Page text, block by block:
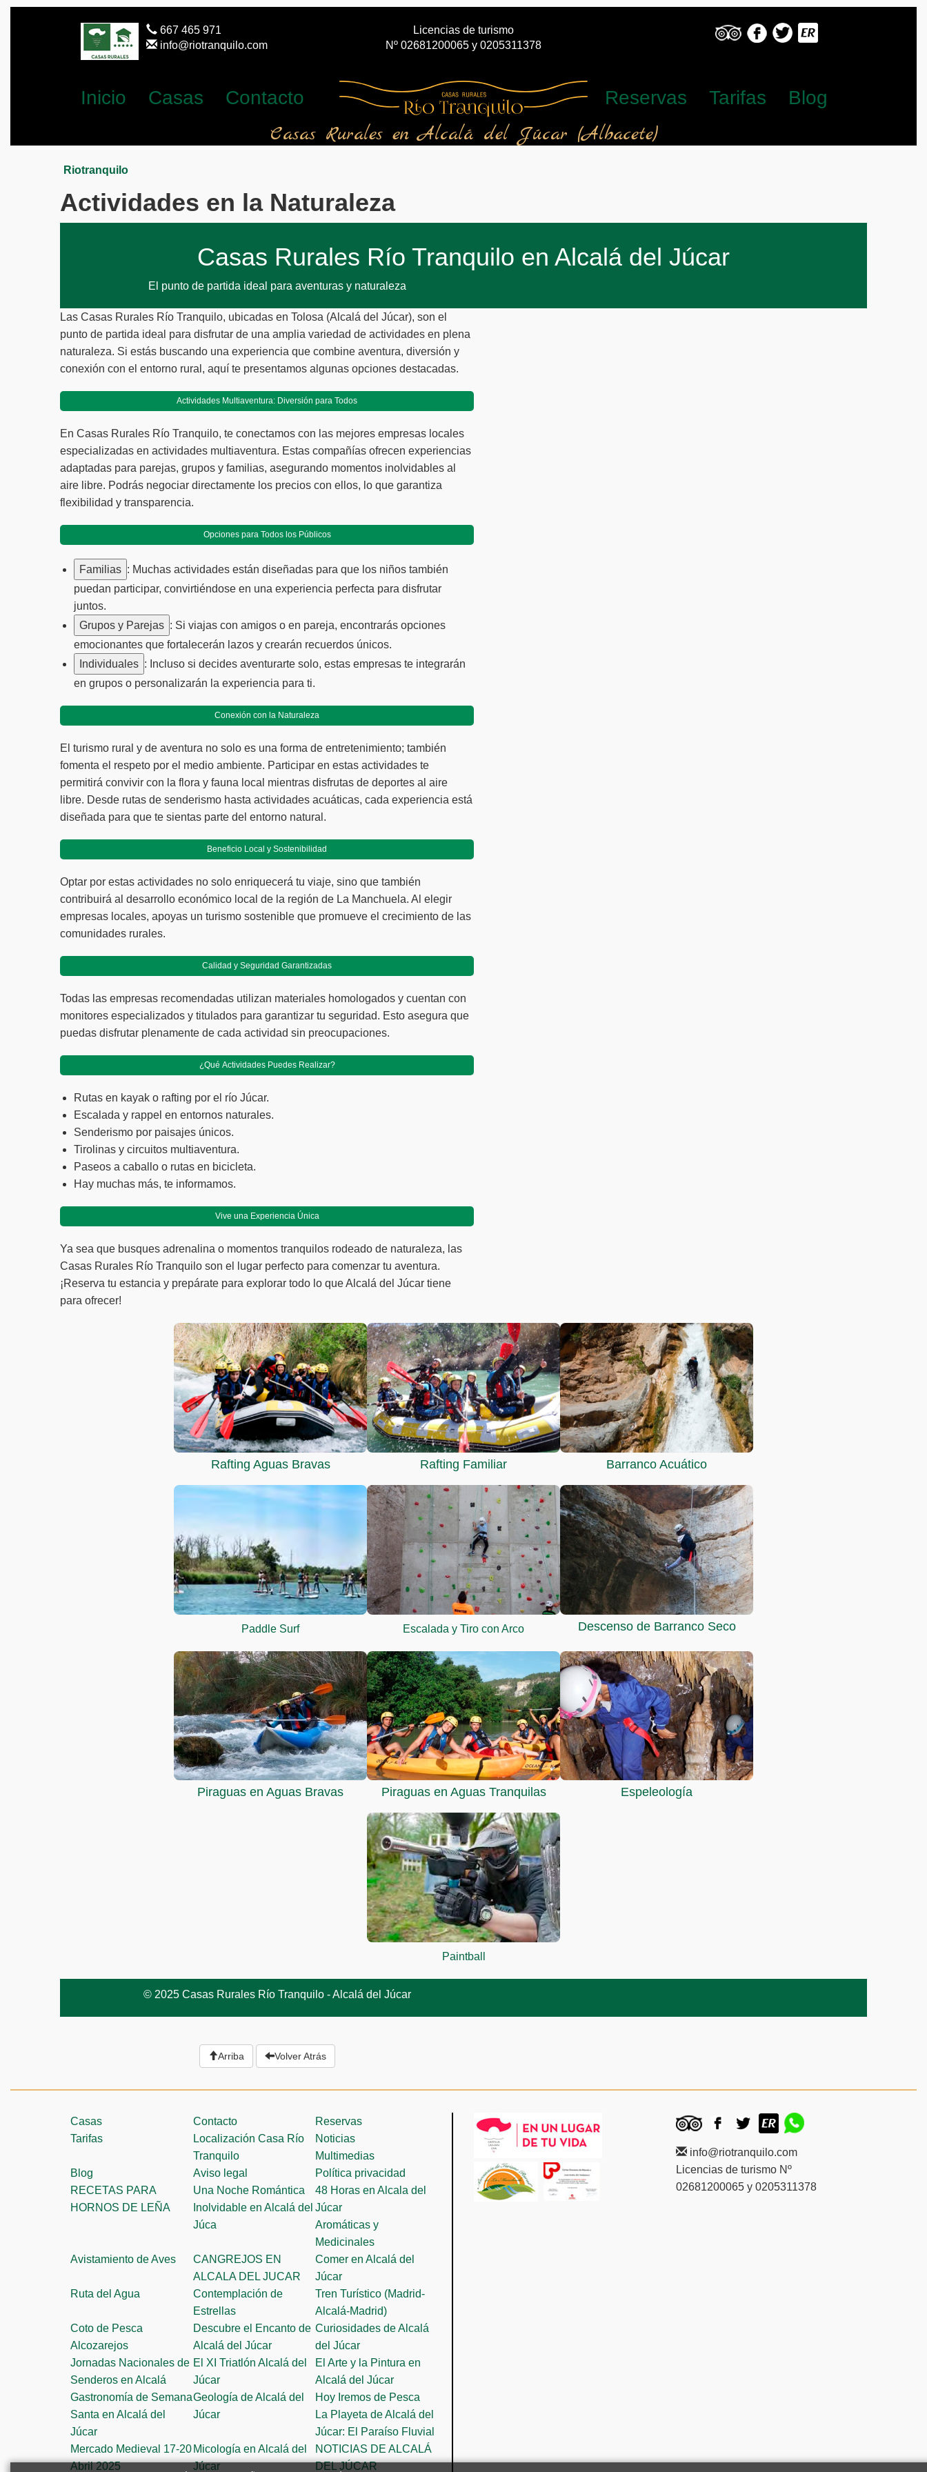
667 465 971
info@riotranquilo.com
Licencias de turismo
Nº 02681200065 y 0205311378
Inicio Casas Contacto Reservas Tarifas Blog
Casas Rurales en Alcalá del Júcar (Albacete)
Riotranquilo
Actividades en la Naturaleza
Casas Rurales Río Tranquilo en Alcalá del Júcar
El punto de partida ideal para aventuras y naturaleza
Las Casas Rurales Río Tranquilo, ubicadas en Tolosa (Alcalá del Júcar), son el
punto de partida ideal para disfrutar de una amplia variedad de actividades en plena
naturaleza. Si estás buscando una experiencia que combine aventura, diversión y
conexión con el entorno rural, aquí te presentamos algunas opciones destacadas.
Actividades Multiaventura: Diversión para Todos
En Casas Rurales Río Tranquilo, te conectamos con las mejores empresas locales
especializadas en actividades multiaventura. Estas compañías ofrecen experiencias
adaptadas para parejas, grupos y familias, asegurando momentos inolvidables al
aire libre. Podrás negociar directamente los precios con ellos, lo que garantiza
flexibilidad y transparencia.
Opciones para Todos los Públicos
Familias : Muchas actividades están diseñadas para que los niños también
puedan participar, convirtiéndose en una experiencia perfecta para disfrutar
juntos.
Grupos y Parejas : Si viajas con amigos o en pareja, encontrarás opciones
emocionantes que fortalecerán lazos y crearán recuerdos únicos.
Individuales : Incluso si decides aventurarte solo, estas empresas te integrarán
en grupos o personalizarán la experiencia para ti.
Conexión con la Naturaleza
El turismo rural y de aventura no solo es una forma de entretenimiento; también
fomenta el respeto por el medio ambiente. Participar en estas actividades te
permitirá convivir con la flora y fauna local mientras disfrutas de deportes al aire
libre. Desde rutas de senderismo hasta actividades acuáticas, cada experiencia está
diseñada para que te sientas parte del entorno natural.
Beneficio Local y Sostenibilidad
Optar por estas actividades no solo enriquecerá tu viaje, sino que también
contribuirá al desarrollo económico local de la región de La Manchuela. Al elegir
empresas locales, apoyas un turismo sostenible que promueve el crecimiento de las
comunidades rurales.
Calidad y Seguridad Garantizadas
Todas las empresas recomendadas utilizan materiales homologados y cuentan con
monitores especializados y titulados para garantizar tu seguridad. Esto asegura que
puedas disfrutar plenamente de cada actividad sin preocupaciones.
¿Qué Actividades Puedes Realizar?
Rutas en kayak o rafting por el río Júcar.
Escalada y rappel en entornos naturales.
Senderismo por paisajes únicos.
Tirolinas y circuitos multiaventura.
Paseos a caballo o rutas en bicicleta.
Hay muchas más, te informamos.
Vive una Experiencia Única
Ya sea que busques adrenalina o momentos tranquilos rodeado de naturaleza, las
Casas Rurales Río Tranquilo son el lugar perfecto para comenzar tu aventura.
¡Reserva tu estancia y prepárate para explorar todo lo que Alcalá del Júcar tiene
para ofrecer!
Rafting Aguas Bravas Rafting Familiar Barranco Acuático
Paddle Surf Escalada y Tiro con Arco Descenso de Barranco Seco
Piraguas en Aguas Bravas Piraguas en Aguas Tranquilas Espeleología
Paintball
© 2025 Casas Rurales Río Tranquilo - Alcalá del Júcar
Arriba Volver Atrás
Casas Contacto
Reservas
Tarifas
Localización Casa Río
Tranquilo
Noticias
Multimedias
Blog
Aviso legal
Política privacidad
RECETAS PARA
HORNOS DE LEÑA
Una Noche Romántica
Inolvidable en Alcalá del
Júca
48 Horas en Alcala del
Júcar
Aromáticas y
Medicinales
Avistamiento de Aves
CANGREJOS EN
ALCALA DEL JUCAR
Comer en Alcalá del
Júcar
Ruta del Agua
Contemplación de
Estrellas
Tren Turístico (Madrid-
Alcalá-Madrid)
Coto de Pesca
Alcozarejos
Descubre el Encanto de
Alcalá del Júcar
Curiosidades de Alcalá
del Júcar
Jornadas Nacionales de
Senderos en Alcalá
El XI Triatlón Alcalá del
Júcar
El Arte y la Pintura en
Alcalá del Júcar
Gastronomía de Semana
Santa en Alcalá del
Júcar
Geología de Alcalá del
Júcar
Hoy Iremos de Pesca
La Playeta de Alcalá del
Júcar: El Paraíso Fluvial
Mercado Medieval 17-20
Abril 2025
Micología en Alcalá del
Júcar
NOTICIAS DE ALCALÁ
DEL JÚCAR
info@riotranquilo.com
Licencias de turismo Nº
02681200065 y 0205311378